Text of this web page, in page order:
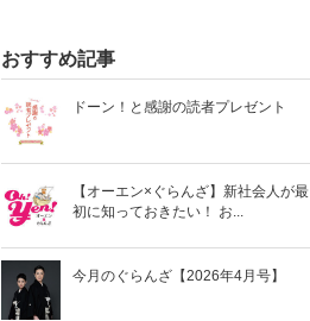
おすすめ記事
ドーン！と感謝の読者プレゼント
【オーエン×ぐらんざ】新社会人が最
初に知っておきたい！ お...
今月のぐらんざ【2026年4月号】